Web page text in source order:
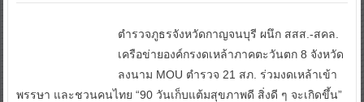
ตำรวจภูธรจังหวัดกาญจนบุรี ผนึก สสส.-สคล.
เครือข่ายองค์กรงดเหล้าภาคตะวันตก 8 จังหวัด
ลงนาม MOU ตำรวจ 21 สภ. ร่วมงดเหล้าเข้า
พรรษา และชวนคนไทย “90 วันเก็บแต้มสุขภาพดี สิ่งดี ๆ จะเกิดขึ้น”